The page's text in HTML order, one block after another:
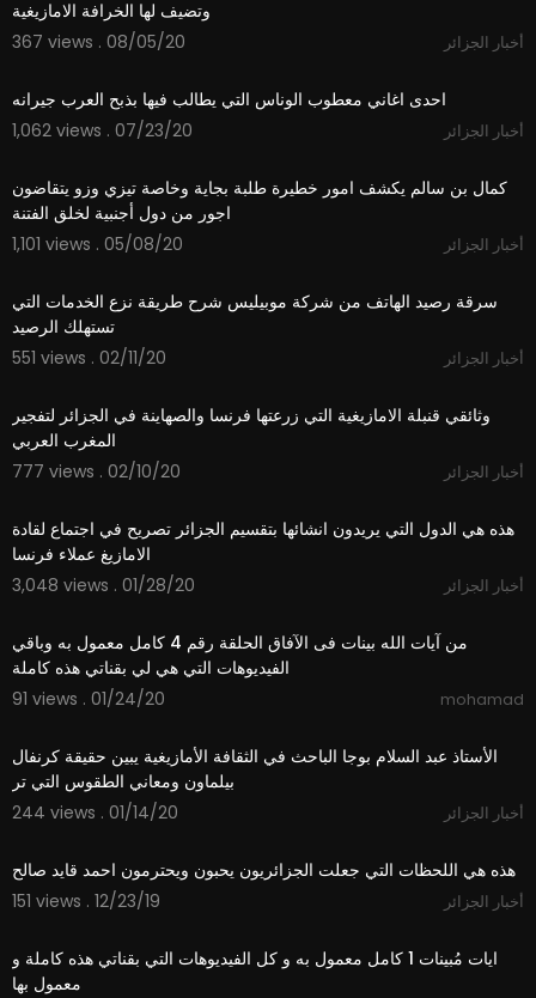
وتضيف لها الخرافة الامازيغية
367 views . 08/05/20
أخبار الجزائر
احدى اغاني معطوب الوناس التي يطالب فيها بذبح العرب جيرانه
1,062 views . 07/23/20
أخبار الجزائر
كمال بن سالم يكشف امور خطيرة طلبة بجاية وخاصة تيزي وزو يتقاضون
اجور من دول أجنبية لخلق الفتنة
1,101 views . 05/08/20
أخبار الجزائر
سرقة رصيد الهاتف من شركة موبيليس شرح طريقة نزع الخدمات التي
تستهلك الرصيد
551 views . 02/11/20
أخبار الجزائر
وثائقي قنبلة الامازيغية التي زرعتها فرنسا والصهاينة في الجزائر لتفجير
المغرب العربي
777 views . 02/10/20
أخبار الجزائر
هذه هي الدول التي يريدون انشائها بتقسيم الجزائر تصريح في اجتماع لقادة
الامازيغ عملاء فرنسا
3,048 views . 01/28/20
أخبار الجزائر
من آيات الله بينات فى الآفاق الحلقة رقم 4 كامل معمول به وباقي
الفيديوهات التي هي لي بقناتي هذه كاملة
91 views . 01/24/20
mohamad
الأستاذ عبد السلام بوجا الباحث في الثقافة الأمازيغية يبين حقيقة كرنفال
بيلماون ومعاني الطقوس التي تر
244 views . 01/14/20
أخبار الجزائر
هذه هي اللحظات التي جعلت الجزائريون يحبون ويحترمون احمد قايد صالح
151 views . 12/23/19
أخبار الجزائر
ايات مُبينات 1 كامل معمول به و كل الفيديوهات التي بقناتي هذه كاملة و
معمول بها